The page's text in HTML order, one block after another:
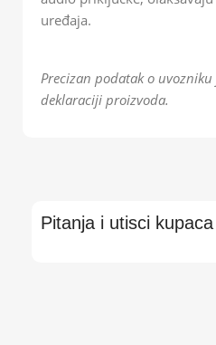
uređaja.
Precizan podatak o
deklaraciji proizvoda.
Pitanja i utisci kupaca